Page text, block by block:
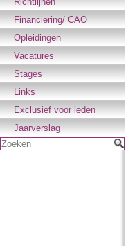
Financiering/ CAO
Opleidingen
Vacatures
Stages
Links
Exclusief voor leden
Jaarverslag
Zoeken